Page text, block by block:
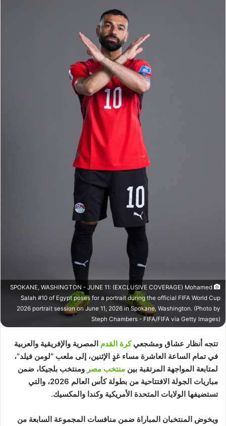
SPOKANE, WASHINGTON - JUNE 11: (EXCLUSIVE COVERAGE) Mohamed
Salah #10 of Egypt poses for a portrait during the official FIFA World Cup
2026 portrait session on June 11, 2026 in Spokane, Washington. (Photo by
Steph Chambers - FIFA/FIFA via Getty Images)
تتجه أنظار عشاق ومشجعيكرة القدم المصرية والإفريقية والعربية
في تمام الساعة العاشرة مساء غدٍ الإثنين، إلى ملعب “لومن فيلد”،
لمتابعة المواجهة المرتقبة بين منتخب مصر ومنتخب بلجيكا، ضمن
مباريات الجولة الافتتاحية من بطولة كأس العالم 2026، والتي
تستضيفها الولايات المتحدة الأمريكية وكندا والمكسيك.
ويخوض المنتخبان المباراة ضمن منافسات المجموعة السابعة من